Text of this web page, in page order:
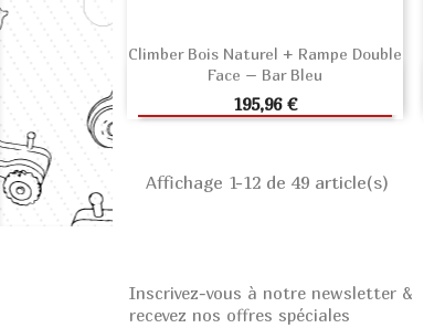
Climber Bois Naturel + Rampe Double
Face – Bar Bleu
Prix
195,96 €
AJOUTER AU PANIER
Affichage 1-12 de 49 article(s)
Inscrivez-vous à notre newsletter &
recevez nos offres spéciales